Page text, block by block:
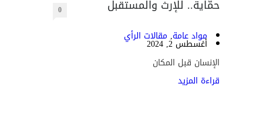
حمّاية.. للإرث والمستقبل 0
مواد عامة,مقالات الرأي
أغسطس 2, 2024
الإنسان قبل المكان
قراءة المزيد